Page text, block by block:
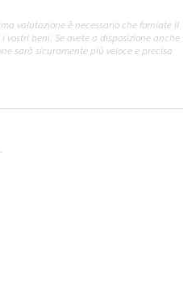
valutazione è necessario che forniate il
beni. Se avete a disposizione anche
sarà sicuramente più veloce e precisa